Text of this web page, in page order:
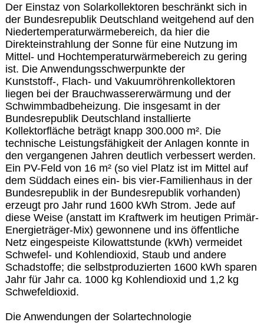
Der Einstaz von Solarkollektoren beschränkt sich in
der Bundesrepublik Deutschland weitgehend auf den
Niedertemperaturwärmebereich, da hier die
Direkteinstrahlung der Sonne für eine Nutzung im
Mittel- und Hochtemperaturwärmebereich zu gering
ist. Die Anwendungsschwerpunkte der
Kunststoff-, Flach- und Vakuumröhrenkollektoren
liegen bei der Brauchwassererwärmung und der
Schwimmbadbeheizung. Die insgesamt in der
Bundesrepublik Deutschland installierte
Kollektorfläche beträgt knapp 300.000 m². Die
technische Leistungsfähigkeit der Anlagen konnte in
den vergangenen Jahren deutlich verbessert werden.
Ein PV-Feld von 16 m² (so viel Platz ist im Mittel auf
dem Süddach eines ein- bis vier-Familienhaus in der
Bundesrepublik in der Bundesrepublik vorhanden)
erzeugt pro Jahr rund 1600 kWh Strom. Jede auf
diese Weise (anstatt im Kraftwerk im heutigen Primär-
Energieträger-Mix) gewonnene und ins öffentliche
Netz eingespeiste Kilowattstunde (kWh) vermeidet
Schwefel- und Kohlendioxid, Staub und andere
Schadstoffe; die selbstproduzierten 1600 kWh sparen
Jahr für Jahr ca. 1000 kg Kohlendioxid und 1,2 kg
Schwefeldioxid.
Die Anwendungen der Solartechnologie